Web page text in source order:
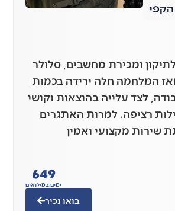
הקפי
ומכירת מחשבים, סלולר
המלחמה חלה ירידה בכמות
לצד עלייה בהוצאות וקושי
רציפה. למרות האתגרים
שירות מקצועי ואמין
ימים במילואים
649
בואו נכיר